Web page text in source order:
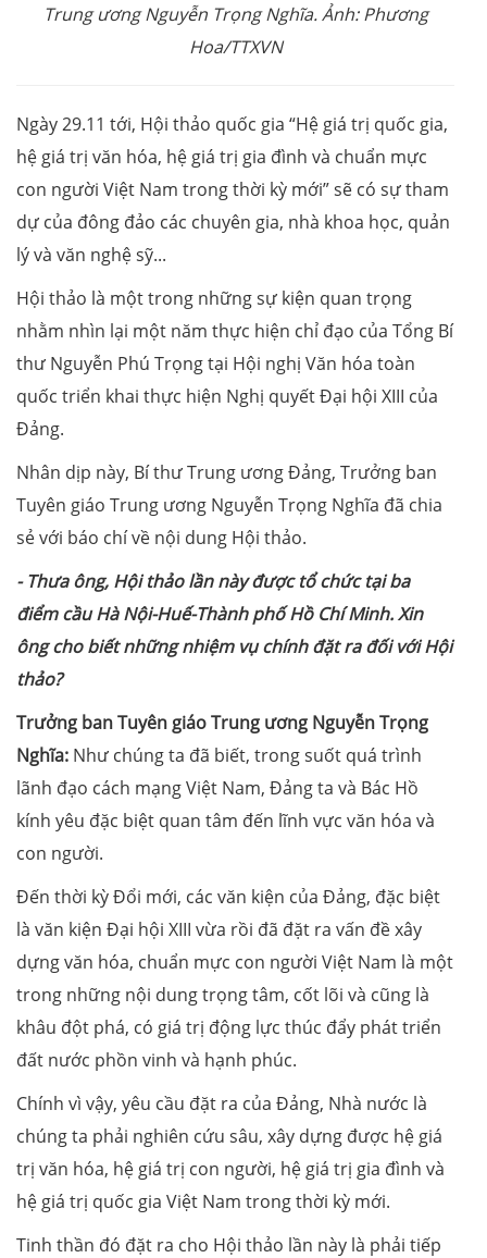
Trung ương Nguyễn Trọng Nghĩa. Ảnh: Phương
Hoa/TTXVN
Ngày 29.11 tới, Hội thảo quốc gia “Hệ giá trị quốc gia,
hệ giá trị văn hóa, hệ giá trị gia đình và chuẩn mực
con người Việt Nam trong thời kỳ mới” sẽ có sự tham
dự của đông đảo các chuyên gia, nhà khoa học, quản
lý và văn nghệ sỹ...
Hội thảo là một trong những sự kiện quan trọng
nhằm nhìn lại một năm thực hiện chỉ đạo của Tổng Bí
thư Nguyễn Phú Trọng tại Hội nghị Văn hóa toàn
quốc triển khai thực hiện Nghị quyết Đại hội XIII của
Đảng.
Nhân dịp này, Bí thư Trung ương Đảng, Trưởng ban
Tuyên giáo Trung ương Nguyễn Trọng Nghĩa đã chia
sẻ với báo chí về nội dung Hội thảo.
- Thưa ông, Hội thảo lần này được tổ chức tại ba
điểm cầu Hà Nội-Huế-Thành phố Hồ Chí Minh. Xin
ông cho biết những nhiệm vụ chính đặt ra đối với Hội
thảo?
Trưởng ban Tuyên giáo Trung ương Nguyễn Trọng
Nghĩa: Như chúng ta đã biết, trong suốt quá trình
lãnh đạo cách mạng Việt Nam, Đảng ta và Bác Hồ
kính yêu đặc biệt quan tâm đến lĩnh vực văn hóa và
con người.
Đến thời kỳ Đổi mới, các văn kiện của Đảng, đặc biệt
là văn kiện Đại hội XIII vừa rồi đã đặt ra vấn đề xây
dựng văn hóa, chuẩn mực con người Việt Nam là một
trong những nội dung trọng tâm, cốt lõi và cũng là
khâu đột phá, có giá trị động lực thúc đẩy phát triển
đất nước phồn vinh và hạnh phúc.
Chính vì vậy, yêu cầu đặt ra của Đảng, Nhà nước là
chúng ta phải nghiên cứu sâu, xây dựng được hệ giá
trị văn hóa, hệ giá trị con người, hệ giá trị gia đình và
hệ giá trị quốc gia Việt Nam trong thời kỳ mới.
Tinh thần đó đặt ra cho Hội thảo lần này là phải tiếp